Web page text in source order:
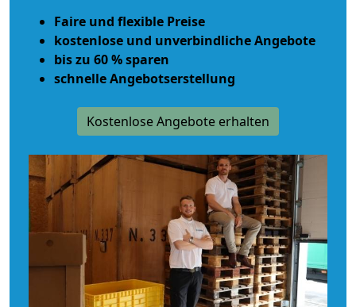
Faire und flexible Preise
kostenlose und unverbindliche Angebote
bis zu 60 % sparen
schnelle Angebotserstellung
Kostenlose Angebote erhalten